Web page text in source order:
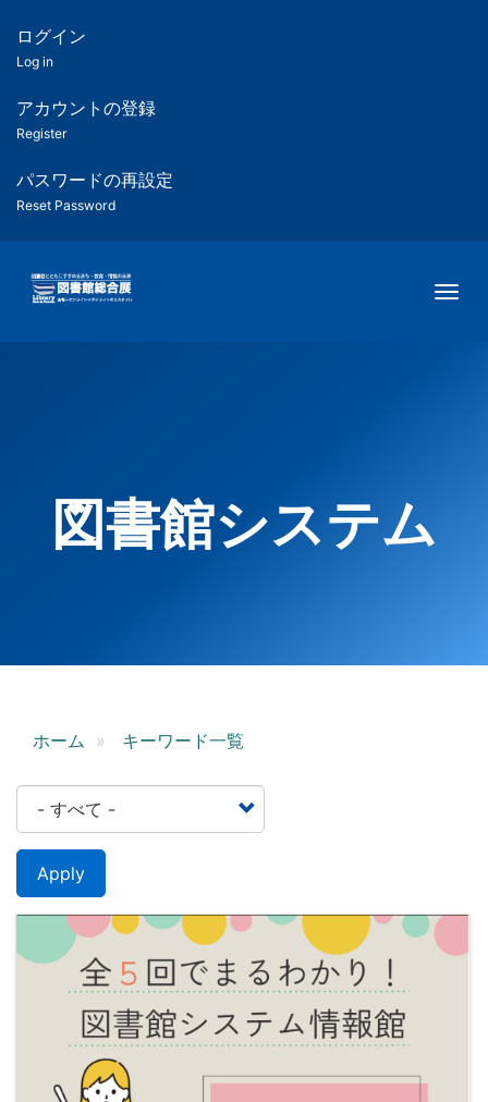
ツ
匿
名
ユ
ー
ー
用
メ
ログイン
Log in
アカウントの登録
Register
パスワードの再設定
Reset Password
図書館システム
ホーム キーワード一覧
Apply